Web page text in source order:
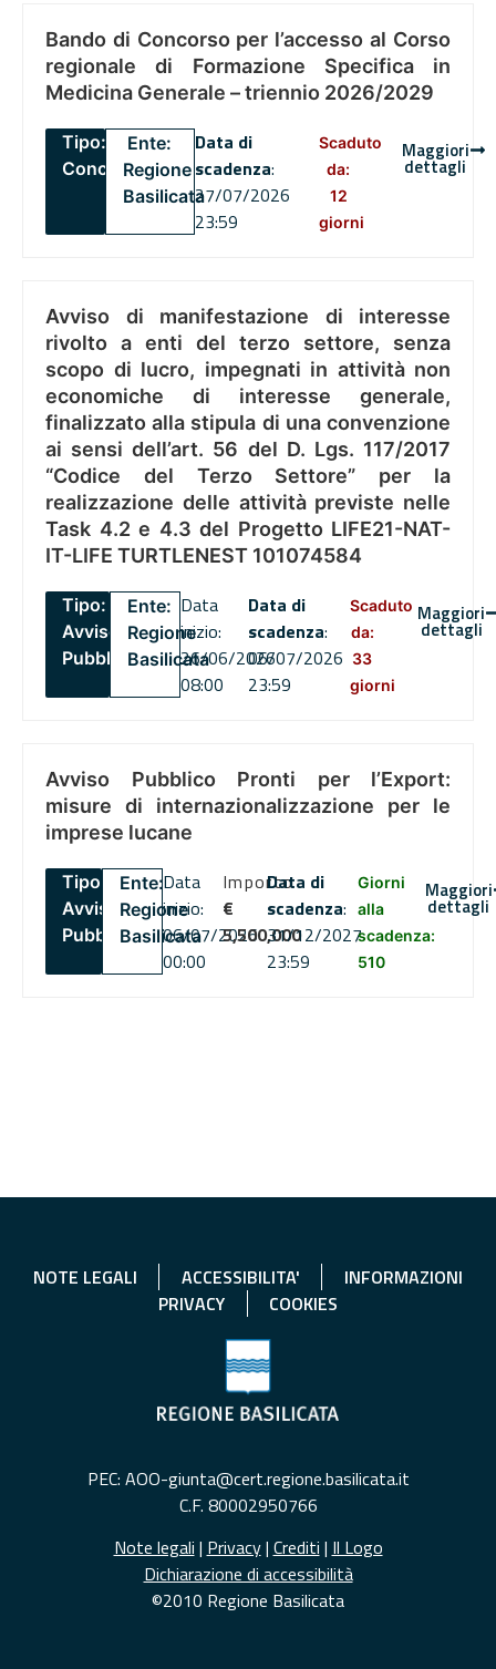
Bando di Concorso per l’accesso al Corso
regionale di Formazione Specifica in
Medicina Generale – triennio 2026/2029
Tipo:
Concorsi
Ente:
Regione
Basilicata
Data di
scadenza:
27/07/2026
23:59
Scaduto
da:
12
giorni
Maggiori
dettagli
Avviso di manifestazione di interesse
rivolto a enti del terzo settore, senza
scopo di lucro, impegnati in attività non
economiche di interesse generale,
finalizzato alla stipula di una convenzione
ai sensi dell’art. 56 del D. Lgs. 117/2017
“Codice del Terzo Settore” per la
realizzazione delle attività previste nelle
Task 4.2 e 4.3 del Progetto LIFE21-NAT-
IT-LIFE TURTLENEST 101074584
Tipo:
Avviso
Pubblico
Ente:
Regione
Basilicata
Data
inizio:
26/06/2026
08:00
Data di
scadenza:
06/07/2026
23:59
Scaduto
da:
33
giorni
Maggiori
dettagli
Avviso Pubblico Pronti per l’Export:
misure di internazionalizzazione per le
imprese lucane
Tipo:
Avviso
Pubblico
Ente:
Regione
Basilicata
Data
inizio:
06/07/2026
00:00
Importo
€
5,500,000
Data di
scadenza:
31/12/2027
23:59
Giorni
alla
scadenza:
510
Maggiori
dettagli
NOTE LEGALI ACCESSIBILITA'
INFORMAZIONI
PRIVACY
COOKIES
PEC: AOO-giunta@cert.regione.basilicata.it
C.F. 80002950766
Note legali | Privacy| Crediti | Il Logo
Dichiarazione di accessibilità
©2010 Regione Basilicata